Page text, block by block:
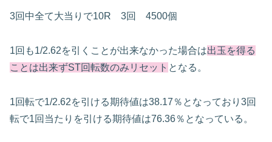
3回中全て大当りで10R 3回 4500個
1回も1/2.62を引くことが出来なかった場合は出玉を得る
ことは出来ずST回転数のみリセット となる。
1回転で1/2.62を引ける期待値は38.17％となっており3回
転で1回当たりを引ける期待値は76.36％となっている。